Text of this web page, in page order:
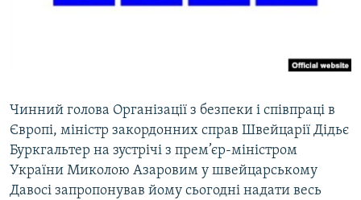
ВІДЕОУРОКИ «ELIFBE»
Усі сайти RFE/RL
Чинний голова Організації з безпеки і співпраці в
Європі, міністр закордонних справ Швейцарії Дідьє
Буркгальтер на зустрічі з прем’єр-міністром
України Миколою Азаровим у швейцарському
Давосі запропонував йому сьогодні надати весь